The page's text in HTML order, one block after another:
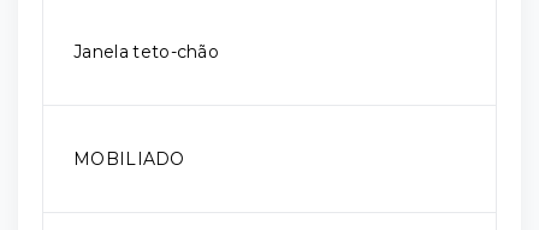
Janela teto-chão
MOBILIADO